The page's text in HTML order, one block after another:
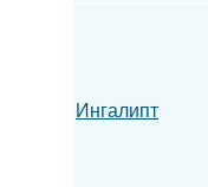
Ингалипт